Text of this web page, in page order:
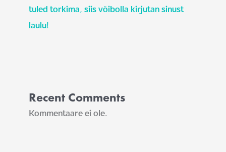
tuled torkima, siis võibolla kirjutan sinust
laulu!
Recent Comments
Kommentaare ei ole.